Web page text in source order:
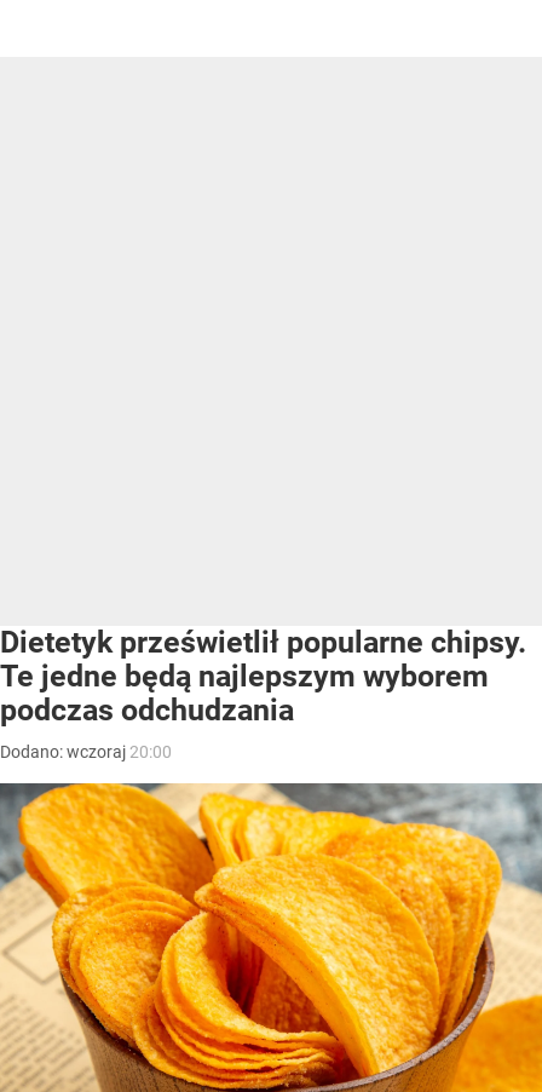
Dietetyk prześwietlił popularne chipsy.
Te jedne będą najlepszym wyborem
podczas odchudzania
Dodano:wczoraj 20:00